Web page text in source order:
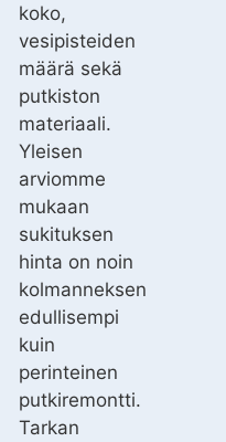
koko,
vesipisteiden
määrä sekä
putkiston
materiaali.
Yleisen
arviomme
mukaan
sukituksen
hinta on noin
kolmanneksen
edullisempi
kuin
perinteinen
putkiremontti.
Tarkan